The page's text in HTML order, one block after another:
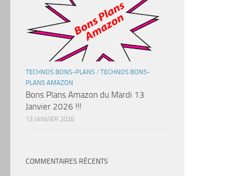
TECHNOS BONS-PLANS / TECHNOS BONS-
PLANS AMAZON
Bons Plans Amazon du Mardi 13
Janvier 2026 !!!
13 JANVIER 2026
COMMENTAIRES RÉCENTS